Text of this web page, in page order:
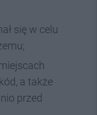
się w celu
a także
przed